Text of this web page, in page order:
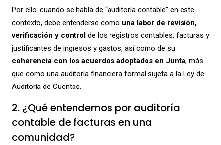
Por ello, cuando se habla de “auditoría contable” en este
contexto, debe entenderse como una labor de revisión,
verificación y control de los registros contables, facturas y
justificantes de ingresos y gastos, así como de su
coherencia con los acuerdos adoptados en Junta, más
que como una auditoría financiera formal sujeta a la Ley de
Auditoría de Cuentas.
2. ¿Qué entendemos por auditoría
contable de facturas en una
comunidad?